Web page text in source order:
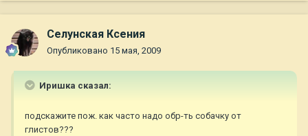
Селунская Ксения
Опубликовано 15 мая, 2009
Иришка сказал:
подскажите пож. как часто надо обр-ть собачку от
глистов???